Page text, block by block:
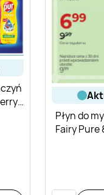
Płyn do
Fairy Pure